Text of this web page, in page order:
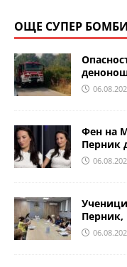
ОЩЕ СУПЕР
Фен на
Перник